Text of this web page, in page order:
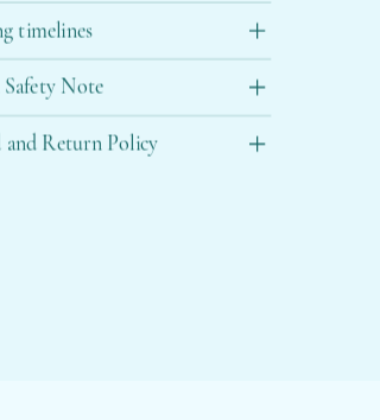
timelines
Note
and Return Policy